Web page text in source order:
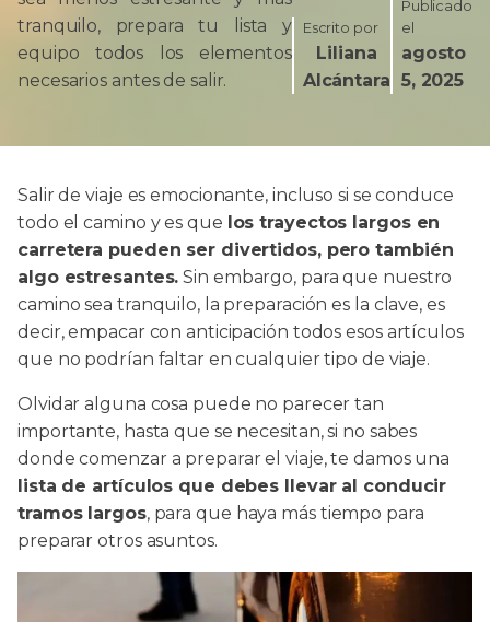
tranquilo, prepara tu lista y
equipo todos los elementos
necesarios antes de salir.
Escrito por
Liliana
Alcántara
Publicado
el
agosto
5, 2025
Salir de viaje es emocionante, incluso si se conduce
todo el camino y es que los trayectos largos en
carretera pueden ser divertidos, pero también
algo estresantes. Sin embargo, para que nuestro
camino sea tranquilo, la preparación es la clave, es
decir, empacar con anticipación todos esos artículos
que no podrían faltar en cualquier tipo de viaje.
Olvidar alguna cosa puede no parecer tan
importante, hasta que se necesitan, si no sabes
donde comenzar a preparar el viaje, te damos una
lista de artículos que debes llevar al conducir
tramos largos, para que haya más tiempo para
preparar otros asuntos.